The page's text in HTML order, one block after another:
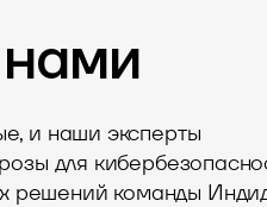
и наши эксперты
для
решений команды